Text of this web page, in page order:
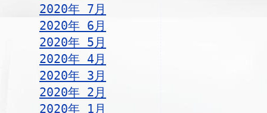
2020年 7月
2020年 6月
2020年 5月
2020年 4月
2020年 3月
2020年 2月
2020年 1月